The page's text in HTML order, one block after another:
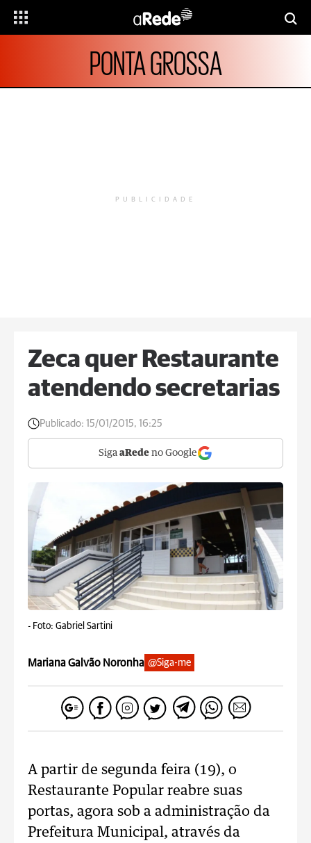
PONTA GROSSA
PUBLICIDADE
Zeca quer Restaurante
atendendo secretarias
Publicado: 15/01/2015, 16:25
Siga aRede no Google
- Foto: Gabriel Sartini
Mariana Galvão Noronha @Siga-me
A partir de segunda feira (19), o
Restaurante Popular reabre suas
portas, agora sob a administração da
Prefeitura Municipal, através da